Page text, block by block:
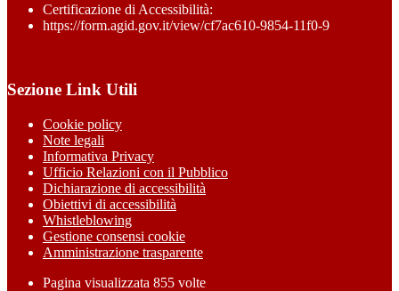
Certificazione di Accessibilità:
https://form.agid.gov.it/view/cf7ac610-9854-11f0-9
Sezione Link Utili
Cookie policy
Note legali
Informativa Privacy
Ufficio Relazioni con il Pubblico
Dichiarazione di accessibilità
Obiettivi di accessibilità
Whistleblowing
Gestione consensi cookie
Amministrazione trasparente
Pagina visualizzata 855 volte